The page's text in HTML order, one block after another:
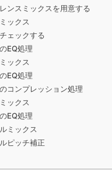
ンスミックスを用意する
ックス
ェックする
EQ処理
ックス
EQ処理
コンプレッション処理
ックス
EQ処理
ミックス
ピッチ補正